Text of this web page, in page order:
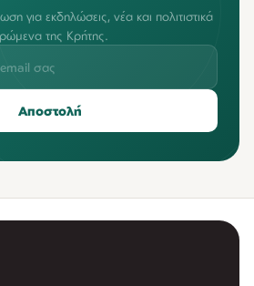
για εκδηλώσεις, νέα και πολιτιστικά
της Κρήτης.
Αποστολή